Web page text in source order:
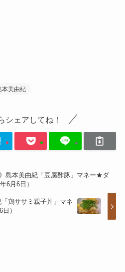
本美由紀
シェアしてね！
》島本美由紀「豆腐酢豚」マネー★ダ
6月6日）
「鶏ササミ親子丼」マネ
）